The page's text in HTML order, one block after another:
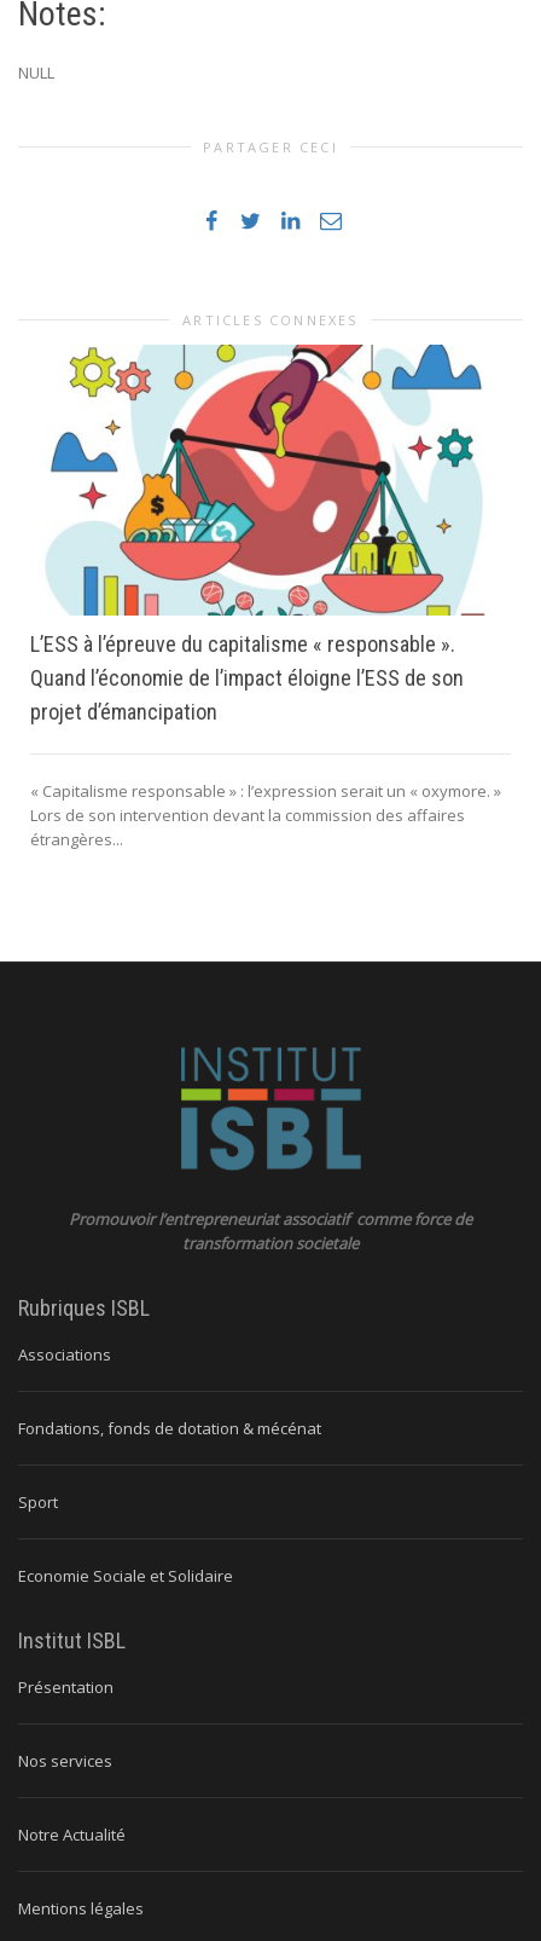
Notes:
NULL
PARTAGER CECI
ARTICLES CONNEXES
L’ESS à l’épreuve du capitalisme « responsable ».
Quand l’économie de l’impact éloigne l’ESS de son
projet d’émancipation
« Capitalisme responsable » : l’expression serait un « oxymore. »
Lors de son intervention devant la commission des affaires
étrangères...
Promouvoir l’entrepreneuriat associatif comme force de
transformation societale
Rubriques ISBL
Associations
Fondations, fonds de dotation & mécénat
Sport
Economie Sociale et Solidaire
Institut ISBL
Présentation
Nos services
Notre Actualité
Mentions légales